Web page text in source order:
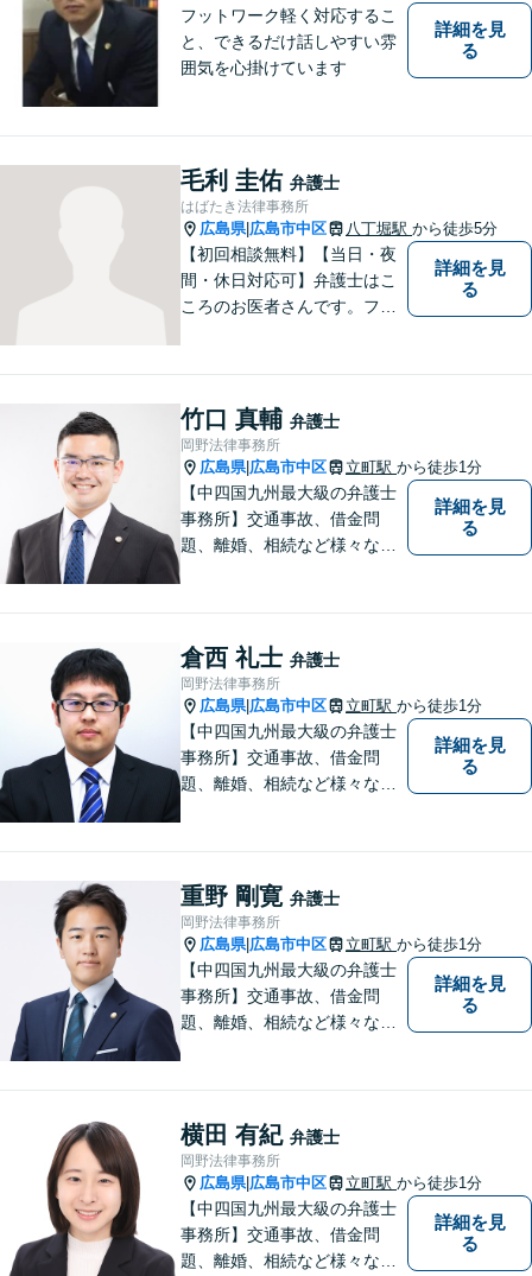
フットワーク軽く対応するこ
と、できるだけ話しやすい雰
囲気を心掛けています
詳細を見
る
毛利 圭佑 弁護士
はばたき法律事務所
広島県| 広島市中区 八丁堀駅 から徒歩5分
【初回相談無料】【当日・夜
間・休日対応可】弁護士はこ
ころのお医者さんです。フッ
詳細を見
る
竹口 真輔 弁護士
岡野法律事務所
広島県| 広島市中区 立町駅 から徒歩1分
【中四国九州最大級の弁護士
事務所】交通事故、借金問
題、離婚、相続など様々な問
い！
詳細を見
る
倉西 礼士 弁護士
岡野法律事務所
広島県| 広島市中区 立町駅 から徒歩1分
【中四国九州最大級の弁護士
事務所】交通事故、借金問
題、離婚、相続など様々な問
い！
詳細を見
る
重野 剛寛 弁護士
岡野法律事務所
広島県| 広島市中区 立町駅 から徒歩1分
【中四国九州最大級の弁護士
事務所】交通事故、借金問
題、離婚、相続など様々な問
い！
詳細を見
る
横田 有紀 弁護士
岡野法律事務所
広島県| 広島市中区 立町駅 から徒歩1分
【中四国九州最大級の弁護士
事務所】交通事故、借金問
題、離婚、相続など様々な問
詳細を見
る